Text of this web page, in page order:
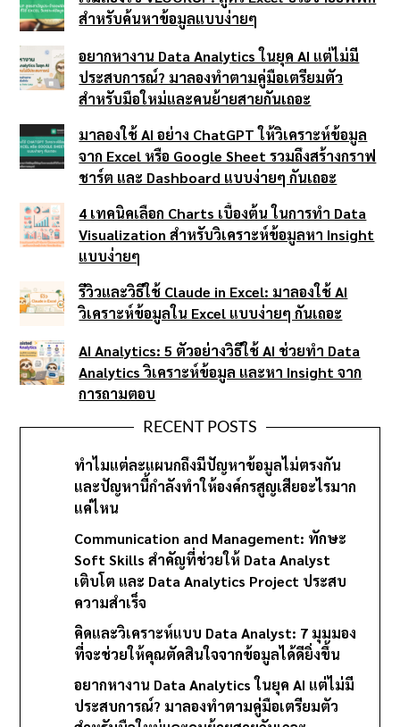
สำหรับค้นหาข้อมูลแบบง่ายๆ
อยากหางาน Data Analytics ในยุค AI แต่ไม่มี
ประสบการณ์? มาลองทำตามคู่มือเตรียมตัว
สำหรับมือใหม่และคนย้ายสายกันเถอะ
มาลองใช้ AI อย่าง ChatGPT ให้วิเคราะห์ข้อมูล
จาก Excel หรือ Google Sheet รวมถึงสร้างกราฟ
ชาร์ต และ Dashboard แบบง่ายๆ กันเถอะ
4 เทคนิคเลือก Charts เบื้องต้น ในการทำ Data
Visualization สำหรับวิเคราะห์ข้อมูลหา Insight
แบบง่ายๆ
รีวิวและวิธีใช้ Claude in Excel: มาลองใช้ AI
วิเคราะห์ข้อมูลใน Excel แบบง่ายๆ กันเถอะ
AI Analytics: 5 ตัวอย่างวิธีใช้ AI ช่วยทำ Data
Analytics วิเคราะห์ข้อมูล และหา Insight จาก
การถามตอบ
RECENT POSTS
ทำไมแต่ละแผนกถึงมีปัญหาข้อมูลไม่ตรงกัน
และปัญหานี้กำลังทำให้องค์กรสูญเสียอะไรมาก
แค่ไหน
Communication and Management: ทักษะ
Soft Skills สำคัญที่ช่วยให้ Data Analyst
เติบโต และ Data Analytics Project ประสบ
ความสำเร็จ
คิดและวิเคราะห์แบบ Data Analyst: 7 มุมมอง
ที่จะช่วยให้คุณตัดสินใจจากข้อมูลได้ดียิ่งขึ้น
อยากหางาน Data Analytics ในยุค AI แต่ไม่มี
ประสบการณ์? มาลองทำตามคู่มือเตรียมตัว